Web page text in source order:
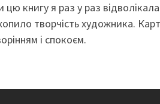
книгу я раз у раз
творчість художника.
і спокоєм.